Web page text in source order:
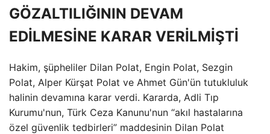
GÖZALTILIĞININ DEVAM
EDİLMESİNE KARAR VERİLMİŞTİ
Hakim, şüpheliler Dilan Polat, Engin Polat, Sezgin
Polat, Alper Kürşat Polat ve Ahmet Gün'ün tutukluluk
halinin devamına karar verdi. Kararda, Adli Tıp
Kurumu'nun, Türk Ceza Kanunu'nun “akıl hastalarına
özel güvenlik tedbirleri” maddesinin Dilan Polat